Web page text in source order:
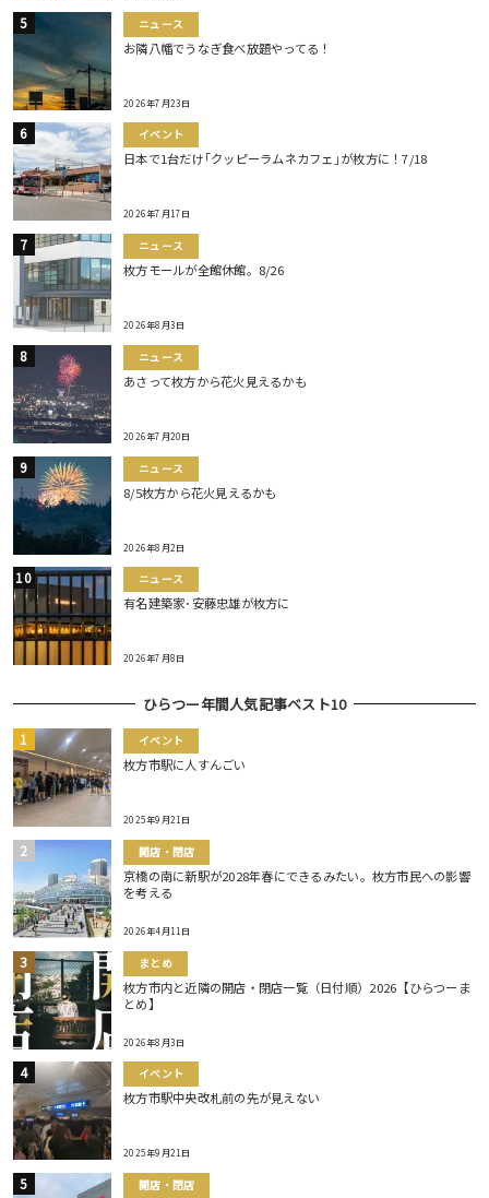
ニュース
お隣八幡でうなぎ食べ放題やってる！
2026年7月23日
イベント
日本で1台だけ｢クッピーラムネカフェ｣が枚方に！7/18
2026年7月17日
ニュース
枚方モールが全館休館。8/26
2026年8月3日
ニュース
あさって枚方から花火見えるかも
2026年7月20日
ニュース
8/5枚方から花火見えるかも
2026年8月2日
ニュース
有名建築家･安藤忠雄が枚方に
2026年7月8日
ひらつー年間人気記事ベスト10
イベント
枚方市駅に人すんごい
2025年9月21日
開店・閉店
京橋の南に新駅が2028年春にできるみたい。枚方市民への影響
を考える
2026年4月11日
まとめ
枚方市内と近隣の開店・閉店一覧（日付順）2026【ひらつーま
とめ】
2026年8月3日
イベント
枚方市駅中央改札前の先が見えない
2025年9月21日
開店・閉店